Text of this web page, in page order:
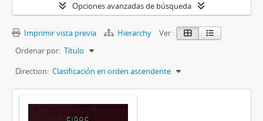
Opciones avanzadas de búsqueda
Imprimir vista previa Hierarchy
Ver :
Ordenar por: Título
Direction: Clasificación en orden ascendente